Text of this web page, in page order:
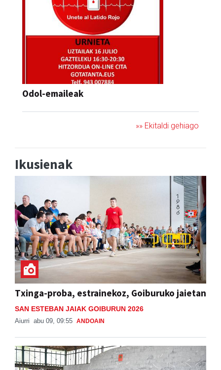
Odol-emaileak
»» Ekitaldi gehiago
Ikusienak
Txinga-proba, estrainekoz, Goiburuko jaietan
SAN ESTEBAN JAIAK GOIBURUN 2026
Aiurri abu 09, 09:55 ANDOAIN